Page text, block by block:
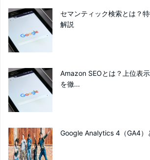
セマンティック検索とは？
解説
Amazon SEOとは？上位表
を徹...
Google Analytics 4（GA4）